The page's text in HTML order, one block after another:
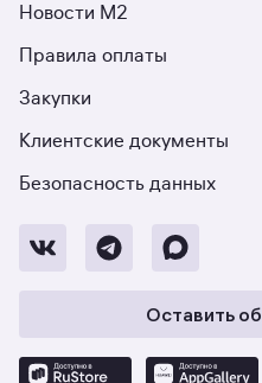
Новости М2
Правила оплаты
Закупки
Клиентские документы
Безопасность данных
Оставить